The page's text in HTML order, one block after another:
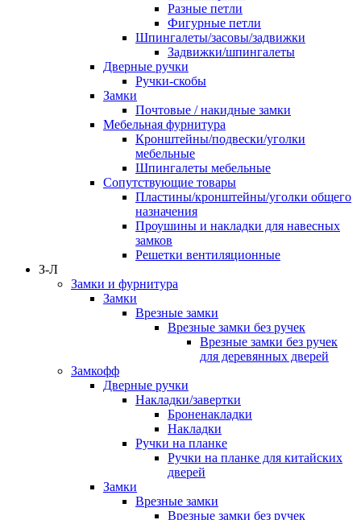
Разные петли
Фигурные петли
Шпингалеты/засовы/задвижки
Задвижки/шпингалеты
Дверные ручки
Ручки-скобы
Замки
Почтовые / накидные замки
Мебельная фурнитура
Кронштейны/подвески/уголки
мебельные
Шпингалеты мебельные
Сопутствующие товары
Пластины/кронштейны/уголки общего
назначения
Проушины и накладки для навесных
замков
Решетки вентиляционные
З-Л
Замки и фурнитура
Замки
Врезные замки
Врезные замки без ручек
Врезные замки без ручек
для деревянных дверей
Замкофф
Дверные ручки
Накладки/завертки
Броненакладки
Накладки
Ручки на планке
Ручки на планке для китайских
дверей
Замки
Врезные замки
Врезные замки без ручек